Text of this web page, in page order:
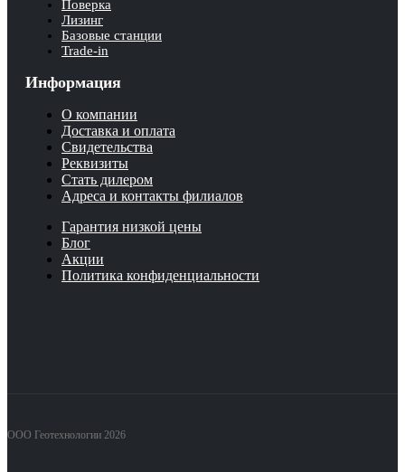
Поверка
Лизинг
Базовые станции
Trade-in
Информация
О компании
Доставка и оплата
Свидетельства
Реквизиты
Стать дилером
Адреса и контакты филиалов
Гарантия низкой цены
Блог
Акции
Политика конфиденциальности
ООО Геотехнологии 2026